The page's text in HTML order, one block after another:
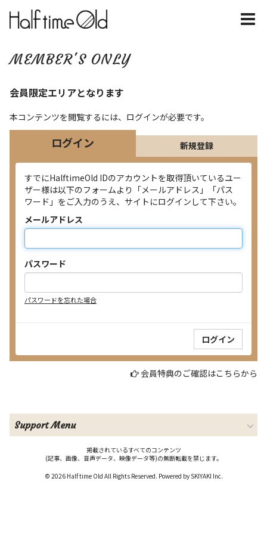
MEMBER'S ONLY
会員限定エリアとなります
本コンテンツを閲覧するには、ログインが必要です。
ログイン 新規登録
すでにHalftimeOld IDのアカウントを取得頂いているユー
ザー様は以下のフォームより「メールアドレス」「パス
ワード」をご入力のうえ、サイトにログインして下さい。
メールアドレス
パスワード
パスワードを忘れた場合
会員特典のご確認はこちらから
Support Menu
掲載されているすべてのコンテンツ
(記事、画像、音声データ、映像データ等)の無断転載を禁じます。
© 2026 Half time Old All Rights Reserved. Powered by SKIYAKI Inc.